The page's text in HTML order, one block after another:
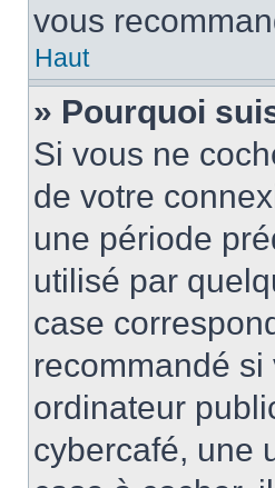
vous
Haut
» Pourquoi
Si vous ne
de votre
une période
utilisé par
case
recommandé si
ordinateur
cybercafé, une